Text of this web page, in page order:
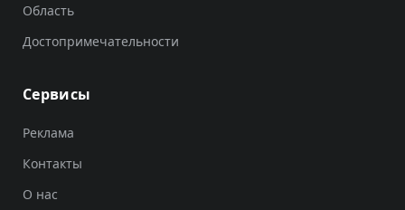
Область
Достопримечательности
Сервисы
Реклама
Контакты
О нас